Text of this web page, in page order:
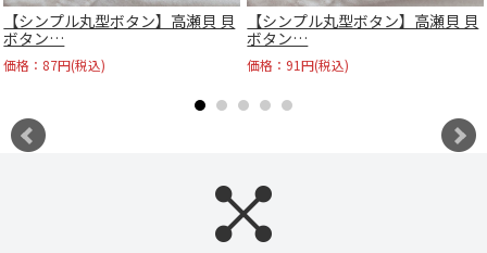
【シンプル丸型ボタン】高瀬貝 貝
ボタン…
価格：87円(税込)
【シンプル丸型ボタン】高瀬貝 貝
ボタン…
価格：91円(税込)